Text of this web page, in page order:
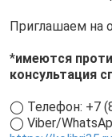
Приглашаем на
*имеются
консультация
◯ Телефон: +7
◯ Viber/